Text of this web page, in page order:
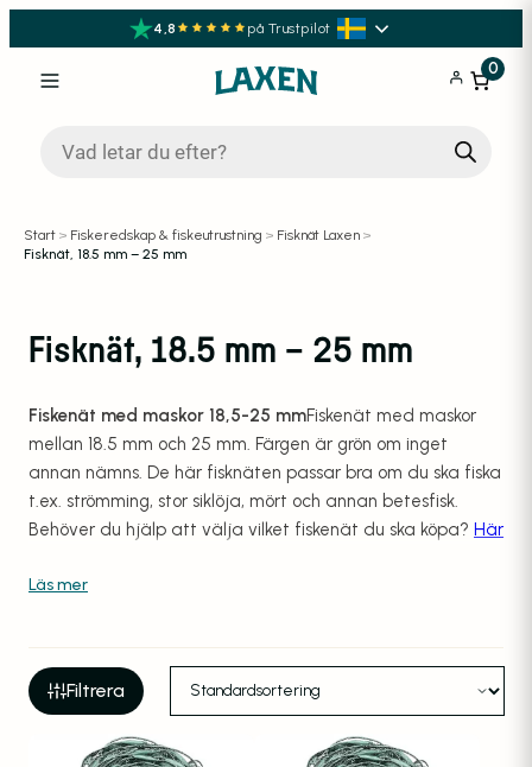
4,8 på Trustpilot
0
Start > Fiskeredskap & fiskeutrustning > Fisknät Laxen >
Fisknät, 18.5 mm – 25 mm
Fisknät, 18.5 mm – 25 mm
Fiskenät med maskor 18,5-25 mmFiskenät med maskor
mellan 18.5 mm och 25 mm. Färgen är grön om inget
annan nämns. De här fisknäten passar bra om du ska fiska
t.ex. strömming, stor siklöja, mört och annan betesfisk.
Behöver du hjälp att välja vilket fiskenät du ska köpa? Här
Filtrera